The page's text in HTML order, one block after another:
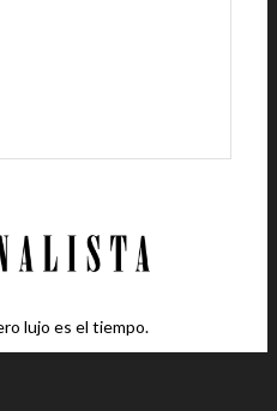
lujo es el tiempo.